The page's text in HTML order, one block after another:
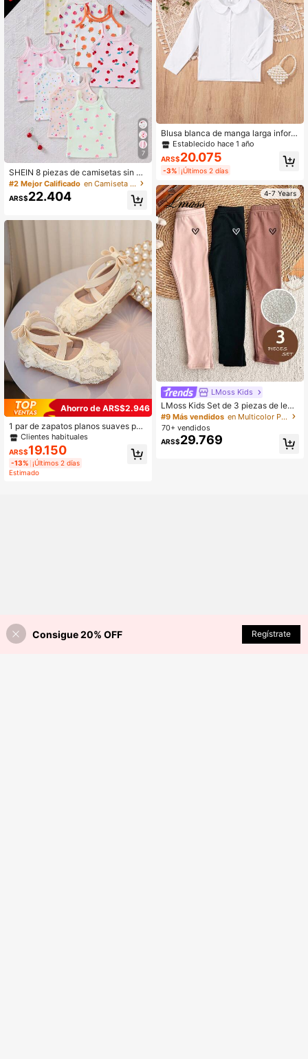
7
SHEIN 8 piezas de camisetas sin m
angas de cuello redondo para niña
s, camisetas interiores de punto sua
ve color rosa claro con estampado
de verano para niñas jóvenes
#2 Mejor Calificado en Camiseta interior para chicas jóvenes
ARS$22.404
Ahorro de ARS$2.946
1 par de zapatos planos suaves par
a niñas con lazo hecho a mano, de
gasa transpirable, bordado de encaj
e con perlas, banda elástica y ribet
e floral
Clientes habituales
ARS$19.150
-13% ¡Últimos 2 días
Estimado
Blusa blanca de manga larga inform
al clásica para niña pequeña, para l
a escuela, eventos formales y fiesta
s
Establecido hace 1 año
ARS$20.075
-3% ¡Últimos 2 días
4-7 Years
LMoss Kids
LMoss Kids Set de 3 piezas de legg
ings ajustados de unicolor para niña
#9 Más vendidos
en Multicolor Pantalones de chicas jóvenes
70+ vendidos
ARS$29.769
¡40% DE DESCUENTO! AÑADIR A LA BOLSA
Consigue 20% OFF Regístrate